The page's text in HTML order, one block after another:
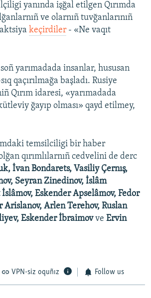
yanında işğal etilgen Qırımda
ve olarnıñ tuvğanlarınıñ
keçirdiler - «Ne vaqıt
soñ yarımadada insanlar, hususan
qaçırılmağa başladı. Rusiye
Qırım idaresi, «yarımadada
ğayıp olması» qayd etilmey,
temsilciligi bir haber
qırımlılarnıñ cedvelini de derc
İvan Bondarets, Vasiliy Çernış,
Seyran Zinedinov, İslâm
Eskender Apselâmov, Fedor
Arlen Terehov, Ruslan
Eskender İbraimovve Ervin
VPN-siz oquñız Follow us